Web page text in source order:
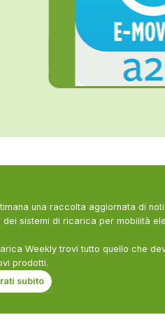
una raccolta aggiornata di
dei sistemi di ricarica per mobilità
Weekly trovi tutto quello che
prodotti.
subito